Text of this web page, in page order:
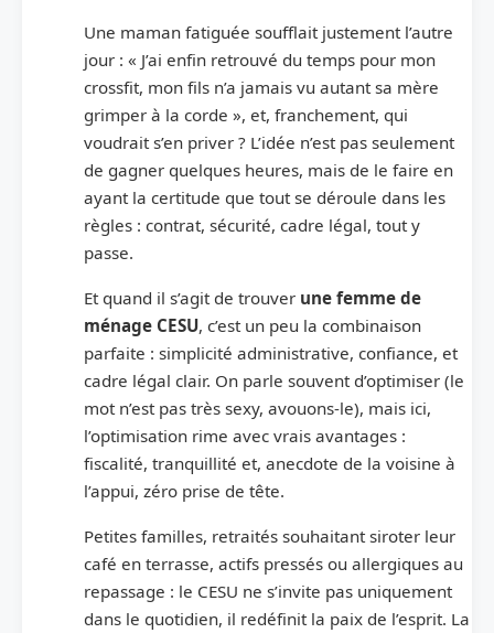
Une maman fatiguée soufflait justement l’autre
jour : « J’ai enfin retrouvé du temps pour mon
crossfit, mon fils n’a jamais vu autant sa mère
grimper à la corde », et, franchement, qui
voudrait s’en priver ? L’idée n’est pas seulement
de gagner quelques heures, mais de le faire en
ayant la certitude que tout se déroule dans les
règles : contrat, sécurité, cadre légal, tout y
passe.
Et quand il s’agit de trouver une femme de
ménage CESU, c’est un peu la combinaison
parfaite : simplicité administrative, confiance, et
cadre légal clair. On parle souvent d’optimiser (le
mot n’est pas très sexy, avouons-le), mais ici,
l’optimisation rime avec vrais avantages :
fiscalité, tranquillité et, anecdote de la voisine à
l’appui, zéro prise de tête.
Petites familles, retraités souhaitant siroter leur
café en terrasse, actifs pressés ou allergiques au
repassage : le CESU ne s’invite pas uniquement
dans le quotidien, il redéfinit la paix de l’esprit. La